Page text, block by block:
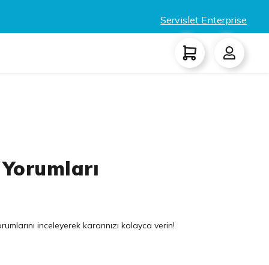
Servislet Enterprise
inceleyerek kararınızı kolayca verin!